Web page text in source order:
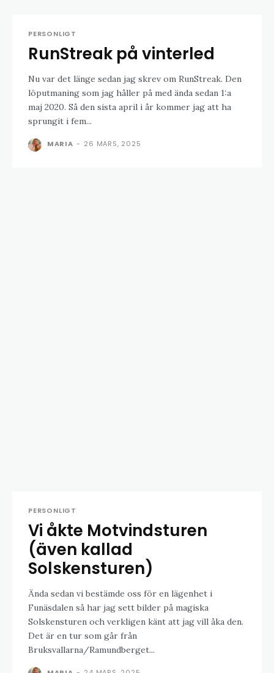
PERSONLIGT
RunStreak på vinterled
Nu var det länge sedan jag skrev om RunStreak. Den
löputmaning som jag håller på med ända sedan 1:a
maj 2020. Så den sista april i år kommer jag att ha
sprungit i fem...
MARIA - 26 MARS, 2025
PERSONLIGT
Vi åkte Motvindsturen
(även kallad
Solskensturen)
Ända sedan vi bestämde oss för en lägenhet i
Funäsdalen så har jag sett bilder på magiska
Solskensturen och verkligen känt att jag vill åka den.
Det är en tur som går från
Bruksvallarna/Ramundberget...